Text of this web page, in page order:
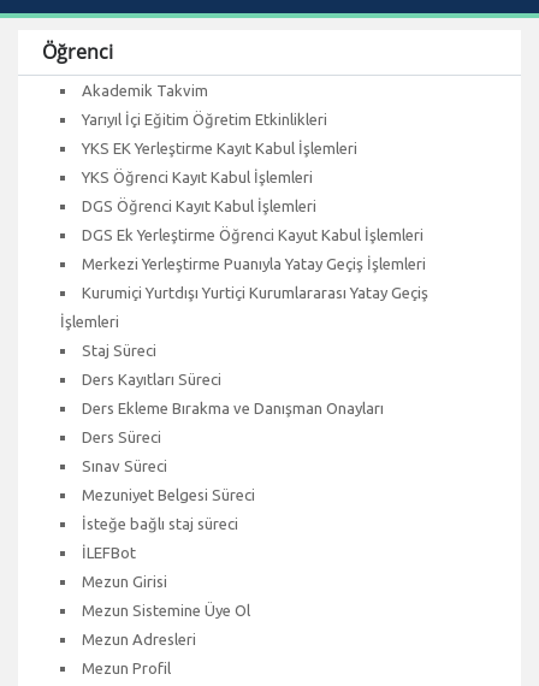
Öğrenci
Akademik Takvim
Yarıyıl İçi Eğitim Öğretim Etkinlikleri
YKS EK Yerleştirme Kayıt Kabul İşlemleri
YKS Öğrenci Kayıt Kabul İşlemleri
DGS Öğrenci Kayıt Kabul İşlemleri
DGS Ek Yerleştirme Öğrenci Kayut Kabul İşlemleri
Merkezi Yerleştirme Puanıyla Yatay Geçiş İşlemleri
Kurumiçi Yurtdışı Yurtiçi Kurumlararası Yatay Geçiş
İşlemleri
Staj Süreci
Ders Kayıtları Süreci
Ders Ekleme Bırakma ve Danışman Onayları
Ders Süreci
Sınav Süreci
Mezuniyet Belgesi Süreci
İsteğe bağlı staj süreci
İLEFBot
Mezun Girisi
Mezun Sistemine Üye Ol
Mezun Adresleri
Mezun Profil